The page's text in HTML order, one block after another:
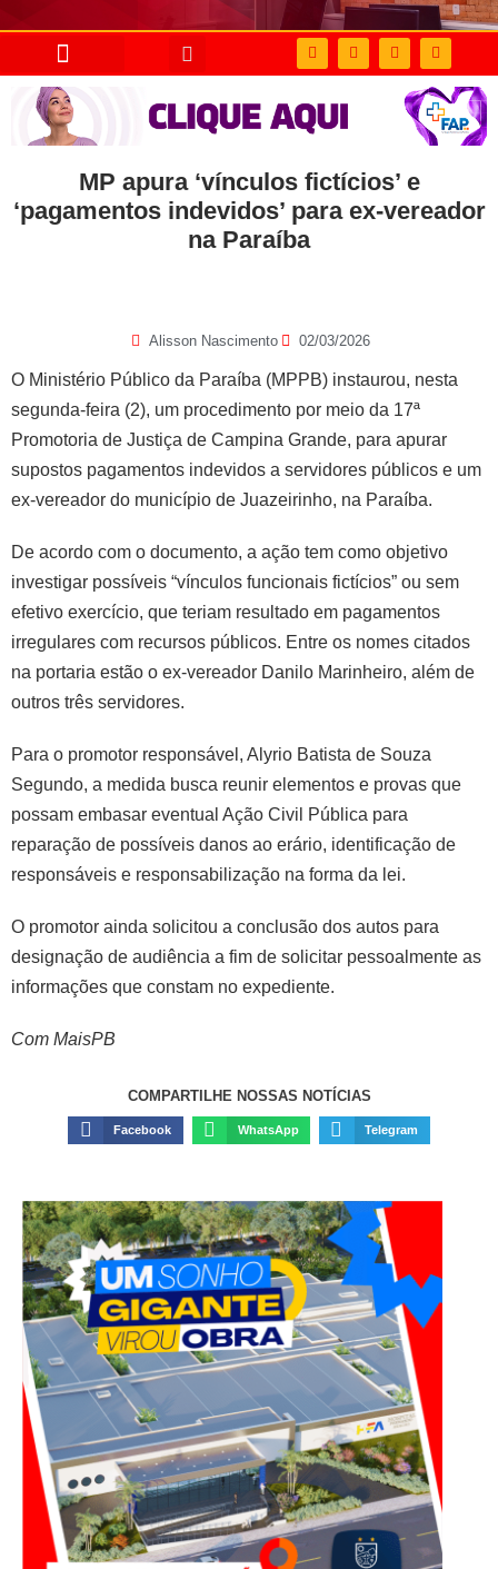
MP apura ‘vínculos fictícios’ e
‘pagamentos indevidos’ para ex-vereador
na Paraíba
Alisson Nascimento 02/03/2026
O Ministério Público da Paraíba (MPPB) instaurou, nesta
segunda-feira (2), um procedimento por meio da 17ª
Promotoria de Justiça de Campina Grande, para apurar
supostos pagamentos indevidos a servidores públicos e um
ex-vereador do município de Juazeirinho, na Paraíba.
De acordo com o documento, a ação tem como objetivo
investigar possíveis “vínculos funcionais fictícios” ou sem
efetivo exercício, que teriam resultado em pagamentos
irregulares com recursos públicos. Entre os nomes citados
na portaria estão o ex-vereador Danilo Marinheiro, além de
outros três servidores.
Para o promotor responsável, Alyrio Batista de Souza
Segundo, a medida busca reunir elementos e provas que
possam embasar eventual Ação Civil Pública para
reparação de possíveis danos ao erário, identificação de
responsáveis e responsabilização na forma da lei.
O promotor ainda solicitou a conclusão dos autos para
designação de audiência a fim de solicitar pessoalmente as
informações que constam no expediente.
Com MaisPB
COMPARTILHE NOSSAS NOTÍCIAS
Facebook WhatsApp Telegram